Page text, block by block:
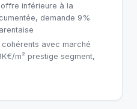
inférieure à la
demande 9%
avec marché
m² prestige segment,